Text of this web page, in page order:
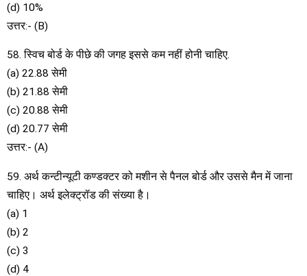
(d) 10%
उत्तर:- (B)
58. स्विच बोर्ड के पीछे की जगह इससे कम नहीं होनी चाहिए.
(a) 22.88 सेमी
(b) 21.88 सेमी
(c) 20.88 सेमी
(d) 20.77 सेमी
उत्तर:- (A)
59. अर्थ कन्टीन्यूटी कण्डक्टर को मशीन से पैनल बोर्ड और उससे मैन में जाना
चाहिए। अर्थ इलेक्ट्रॉड की संख्या है।
(a) 1
(b) 2
(c) 3
(d) 4